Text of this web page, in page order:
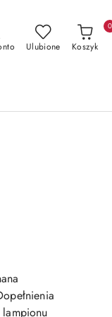
Ulubione Koszyk
0